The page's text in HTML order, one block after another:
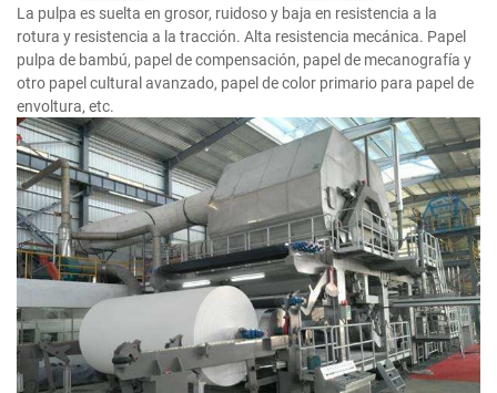
La pulpa es suelta en grosor, ruidoso y baja en resistencia a la
rotura y resistencia a la tracción. Alta resistencia mecánica. Papel
pulpa de bambú, papel de compensación, papel de mecanografía y
otro papel cultural avanzado, papel de color primario para papel de
envoltura, etc.